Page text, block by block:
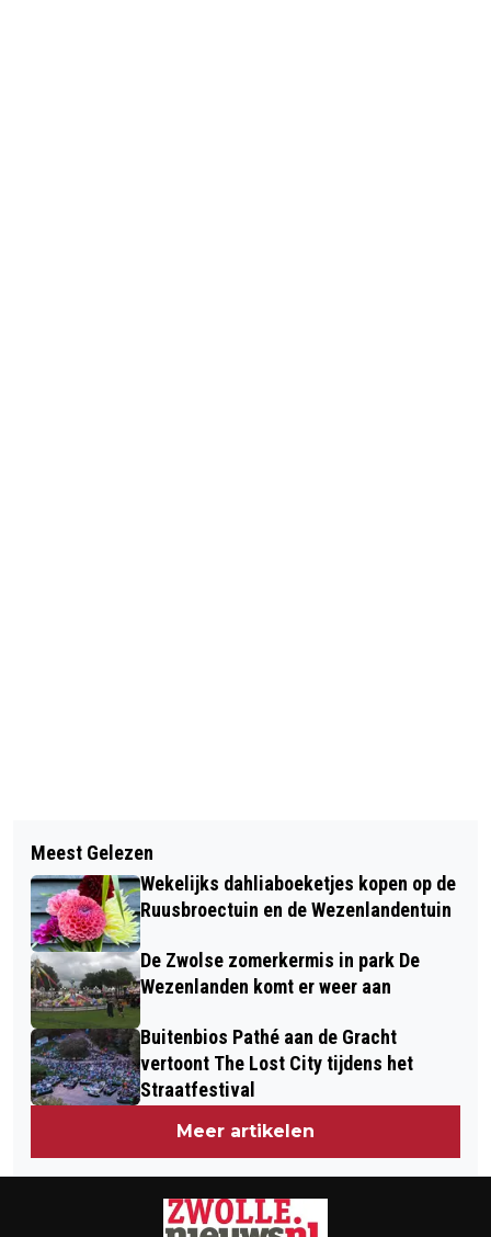
NIEUWE WERKWIJZE ISALA
TROMBOSEDIENST EN ICARE VOOR
ZORG TROMBOSE IN ZWOLLE
EREMETAAL VOOR ZWEMMERS ZV 44
OP NK IN EINDHOVEN
Meest Gelezen
Wekelijks dahliaboeketjes kopen op de
Ruusbroectuin en de Wezenlandentuin
De Zwolse zomerkermis in park De
Wezenlanden komt er weer aan
Buitenbios Pathé aan de Gracht
vertoont The Lost City tijdens het
Straatfestival
Meer artikelen